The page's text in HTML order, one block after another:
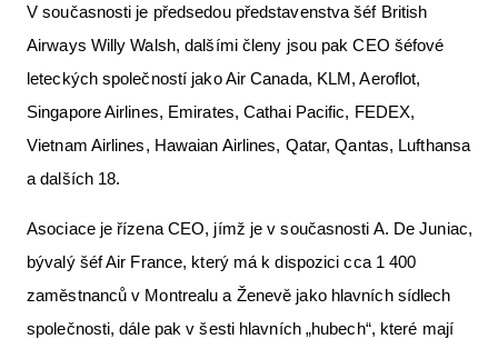
V současnosti je předsedou představenstva šéf British
Airways Willy Walsh, dalšími členy jsou pak CEO šéfové
leteckých společností jako Air Canada, KLM, Aeroflot,
Singapore Airlines, Emirates, Cathai Pacific, FEDEX,
Vietnam Airlines, Hawaian Airlines, Qatar, Qantas, Lufthansa
a dalších 18.
Asociace je řízena CEO, jímž je v současnosti A. De Juniac,
bývalý šéf Air France, který má k dispozici cca 1 400
zaměstnanců v Montrealu a Ženevě jako hlavních sídlech
společnosti, dále pak v šesti hlavních „hubech“, které mají